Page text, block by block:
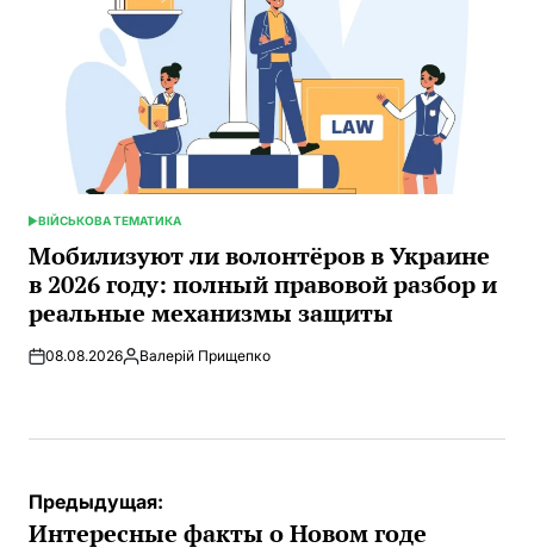
ОПУБЛИКОВАНО
В
ВІЙСЬКОВА ТЕМАТИКА
Мобилизуют ли волонтёров в Украине
в 2026 году: полный правовой разбор и
реальные механизмы защиты
08.08.2026Запись
Валерій Прищепко
Навигация
по
Предыдущая:
Интересные факты о Новом годе